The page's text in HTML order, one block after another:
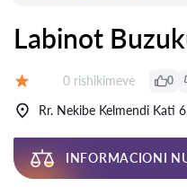
Labinot
Rishikime:
0 rishikimeve 0
Rr. Nekibe Kelmendi Kati
INFORMACIONI